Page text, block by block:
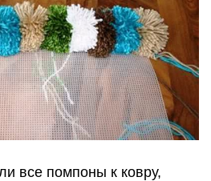
все помпоны к ковру,